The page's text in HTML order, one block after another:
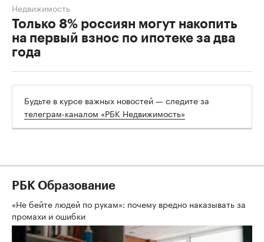
Только 8% россиян могут накопить
на первый взнос по ипотеке за два
года
Недвижимость
Будьте в курсе важных новостей — следите за
телеграм-каналом «РБК Недвижимость»
РБК Образование
«Не бейте людей по рукам»: почему вредно наказывать за
промахи и ошибки